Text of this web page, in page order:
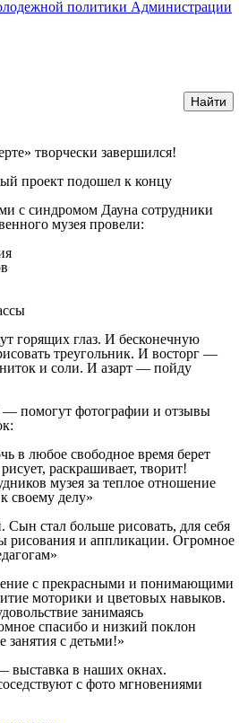
политики Администрации
творчески завершился!
проект подошел к концу
с синдромом Дауна сотрудники
музея провели:
горящих глаз. И бесконечную
треугольник. И восторг —
и соли. И азарт — пойду
помогут фотографии и отзывы
в любое свободное время берет
раскрашивает, творит!
музея за теплое отношение
своему делу»
стал больше рисовать, для себя
рисования и аппликации. Огромное
с прекрасными и понимающими
моторики и цветовых навыков.
занимаясь
спасибо и низкий поклон
занятия с детьми!»
выставка в наших окнах.
с фото мгновениями